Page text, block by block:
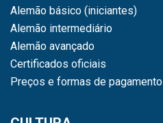
Alemão básico (iniciantes)
Alemão intermediário
Alemão avançado
Certificados oficiais
Preços e formas de pagamento